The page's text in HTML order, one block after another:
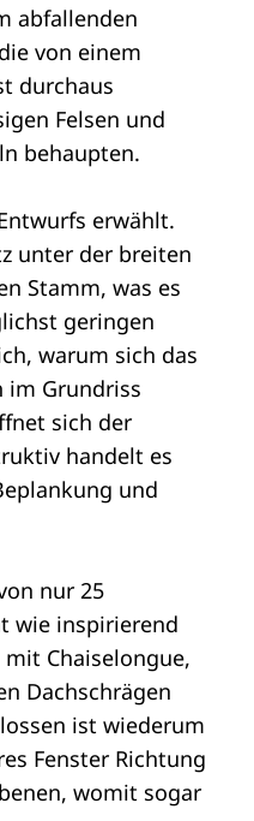
abfallenden
von einem
durchaus
Felsen und
behaupten.
erwählt.
unter der breiten
Stamm, was es
geringen
warum sich das
im Grundriss
sich der
handelt es
und
nur 25
wie inspirierend
Chaiselongue,
Dachschrägen
ist wiederum
Fenster Richtung
womit sogar